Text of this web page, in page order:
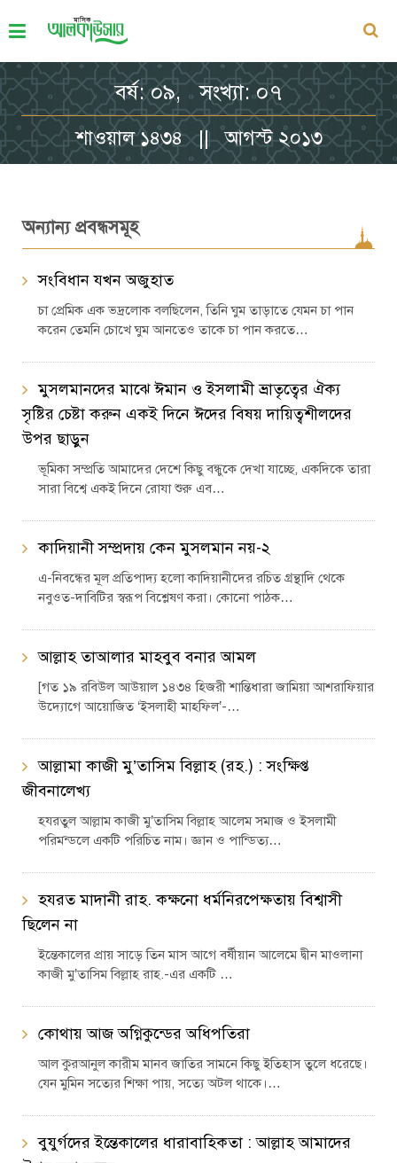
বর্ষ: ০৯, সংখ্যা: ০৭
শাওয়াল ১৪৩৪ || আগস্ট ২০১৩
অন্যান্য প্রবন্ধসমূহ
সংবিধান যখন অজুহাত
চা প্রেমিক এক ভদ্রলোক বলছিলেন, তিনি ঘুম তাড়াতে যেমন চা পান
করেন তেমনি চোখে ঘুম আনতেও তাকে চা পান করতে…
মুসলমানদের মাঝে ঈমান ও ইসলামী ভ্রাতৃত্বের ঐক্য
সৃষ্টির চেষ্টা করুন একই দিনে ঈদের বিষয় দায়িত্বশীলদের
উপর ছাড়ুন
ভূমিকা সম্প্রতি আমাদের দেশে কিছু বন্ধুকে দেখা যাচ্ছে, একদিকে তারা
সারা বিশ্বে একই দিনে রোযা শুরু এব…
কাদিয়ানী সম্প্রদায় কেন মুসলমান নয়-২
এ-নিবন্ধের মূল প্রতিপাদ্য হলো কাদিয়ানীদের রচিত গ্রন্থাদি থেকে
নবুওত-দাবিটির স্বরূপ বিশ্লেষণ করা। কোনো পাঠক…
আল্লাহ তাআলার মাহবুব বনার আমল
[গত ১৯ রবিউল আউয়াল ১৪৩৪ হিজরী শান্তিধারা জামিয়া আশরাফিয়ার
উদ্যোগে আয়োজিত ‘ইসলাহী মাহফিল’-…
আল্লামা কাজী মু’তাসিম বিল্লাহ (রহ.) : সংক্ষিপ্ত
জীবনালেখ্য
হযরতুল আল্লাম কাজী মু’তাসিম বিল্লাহ আলেম সমাজ ও ইসলামী
পরিমন্ডলে একটি পরিচিত নাম। জ্ঞান ও পান্ডিত্য…
হযরত মাদানী রাহ. কক্ষনো ধর্মনিরপেক্ষতায় বিশ্বাসী
ছিলেন না
ইন্তেকালের প্রায় সাড়ে তিন মাস আগে বর্ষীয়ান আলেমে দ্বীন মাওলানা
কাজী মু’তাসিম বিল্লাহ রাহ.-এর একটি …
কোথায় আজ অগ্নিকুন্ডের অধিপতিরা
আল কুরআনুল কারীম মানব জাতির সামনে কিছু ইতিহাস তুলে ধরেছে।
যেন মুমিন সত্যের শিক্ষা পায়, সত্যে অটল থাকে।…
বুযুর্গদের ইন্তেকালের ধারাবাহিকতা : আল্লাহ আমাদের